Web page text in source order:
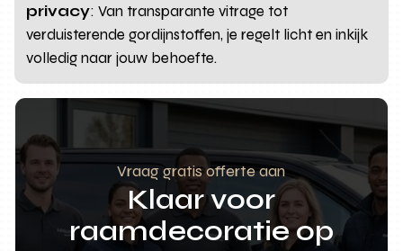
privacy: Van transparante vitrage tot
verduisterende gordijnstoffen, je regelt licht en inkijk
volledig naar jouw behoefte.
Vraag gratis offerte aan
Klaar voor
raamdecoratie op